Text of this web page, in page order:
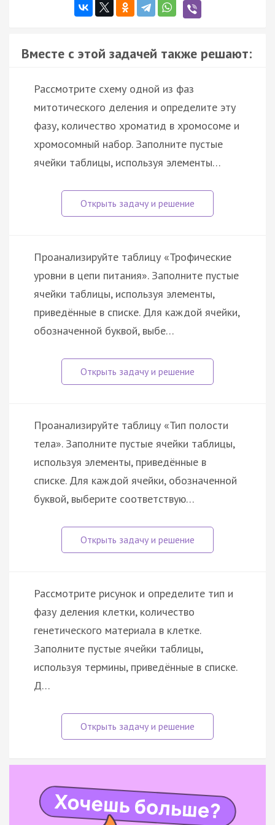
Вместе с этой задачей также решают:
Рассмотрите схему одной из фаз
митотического деления и определите эту
фазу, количество хроматид в хромосоме и
хромосомный набор. Заполните пустые
ячейки таблицы, используя элементы…
Проанализируйте таблицу «Трофические
уровни в цепи питания». Заполните пустые
ячейки таблицы, используя элементы,
приведённые в списке. Для каждой ячейки,
обозначенной буквой, выбе…
Проанализируйте таблицу «Тип полости
тела». Заполните пустые ячейки таблицы,
используя элементы, приведённые в
списке. Для каждой ячейки, обозначенной
буквой, выберите соответствую…
Рассмотрите рисунок и определите тип и
фазу деления клетки, количество
генетического материала в клетке.
Заполните пустые ячейки таблицы,
используя термины, приведённые в списке.
Д…